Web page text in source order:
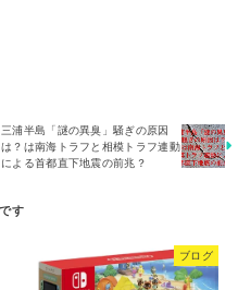
三浦半島「謎の異臭」騒ぎの原因
は？は南海トラフと相模トラフ連動
による首都直下地震の前兆？
ブログ